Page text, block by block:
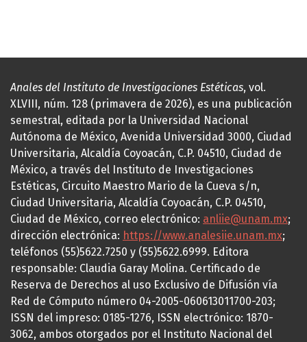
Anales del Instituto de Investigaciones Estéticas, vol.
XLVIII, núm. 128 (primavera de 2026), es una publicación
semestral, editada por la Universidad Nacional
Autónoma de México, Avenida Universidad 3000, Ciudad
Universitaria, Alcaldía Coyoacán, C.P. 04510, Ciudad de
México, a través del Instituto de Investigaciones
Estéticas, Circuito Maestro Mario de la Cueva s/n,
Ciudad Universitaria, Alcaldía Coyoacán, C.P. 04510,
Ciudad de México, correo electrónico: anliie@unam.mx;
dirección electrónica: https://www.analesiie.unam.mx;
teléfonos (55)5622.7250 y (55)5622.6999. Editora
responsable: Claudia Garay Molina. Certificado de
Reserva de Derechos al uso Exclusivo de Difusión vía
Red de Cómputo número 04-2005-060613011700-203;
ISSN del impreso: 0185-1276, ISSN electrónico: 1870-
3062, ambos otorgados por el Instituto Nacional del